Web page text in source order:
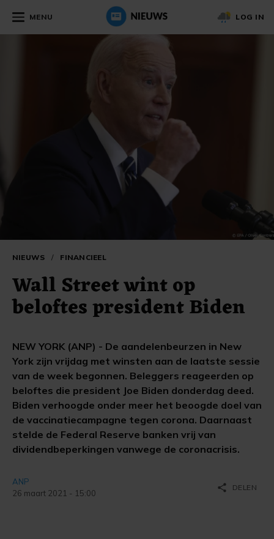
MENU LOG IN
NIEUWS / FINANCIEEL
Wall Street wint op
beloftes president Biden
NEW YORK (ANP) - De aandelenbeurzen in New
York zijn vrijdag met winsten aan de laatste sessie
van de week begonnen. Beleggers reageerden op
beloftes die president Joe Biden donderdag deed.
Biden verhoogde onder meer het beoogde doel van
de vaccinatiecampagne tegen corona. Daarnaast
stelde de Federal Reserve banken vrij van
dividendbeperkingen vanwege de coronacrisis.
ANP
26 maart 2021 - 15:00
share DELEN